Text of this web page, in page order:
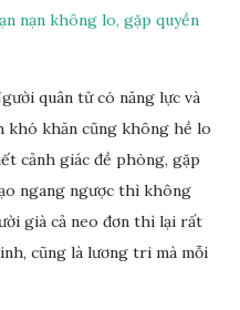
nạn không lo, gặp quyền
quân tử có năng lực và
khó khăn cũng không hề lo
cảnh giác đề phòng, gặp
ngang ngược thì không
già cả neo đơn thì lại rất
cũng là lương tri mà mỗi